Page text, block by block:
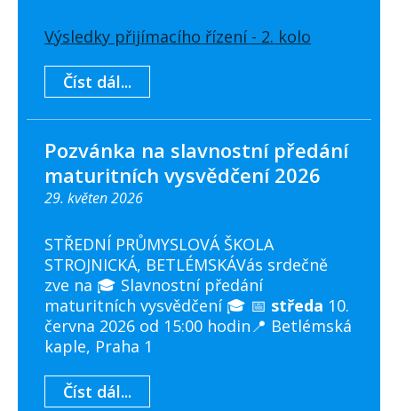
Výsledky přijímacího řízení - 2. kolo
Číst dál...
Pozvánka na slavnostní předání
maturitních vysvědčení 2026
29. květen 2026
STŘEDNÍ PRŮMYSLOVÁ ŠKOLA
STROJNICKÁ, BETLÉMSKÁVás srdečně
zve na 🎓 Slavnostní předání
maturitních vysvědčení 🎓 📅 středa 10.
června 2026 od 15:00 hodin📍 Betlémská
kaple, Praha 1
Číst dál...